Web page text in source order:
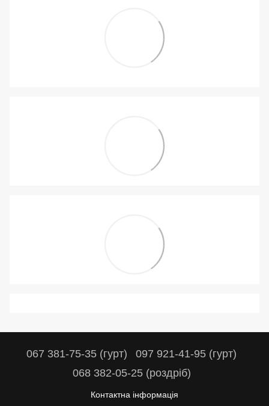
067 381-75-35 (гурт)
097 921-41-95 (гурт)
068 382-05-25 (роздріб)
Контактна інформація